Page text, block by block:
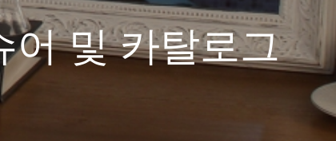
어 및 카탈로그